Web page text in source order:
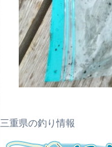
三重県の釣り情報